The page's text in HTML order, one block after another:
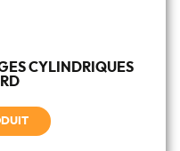
CYLINDRIQUES